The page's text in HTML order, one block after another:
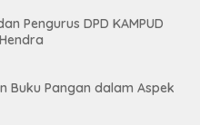
Pengurus DPD KAMPUD
Buku Pangan dalam Aspek